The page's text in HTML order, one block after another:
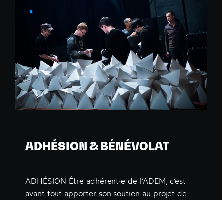
ADHÉSION & BÉNÉVOLAT
ADHÉSION Être adhérent·e de l’ADEM, c’est
avant tout apporter son soutien au projet de